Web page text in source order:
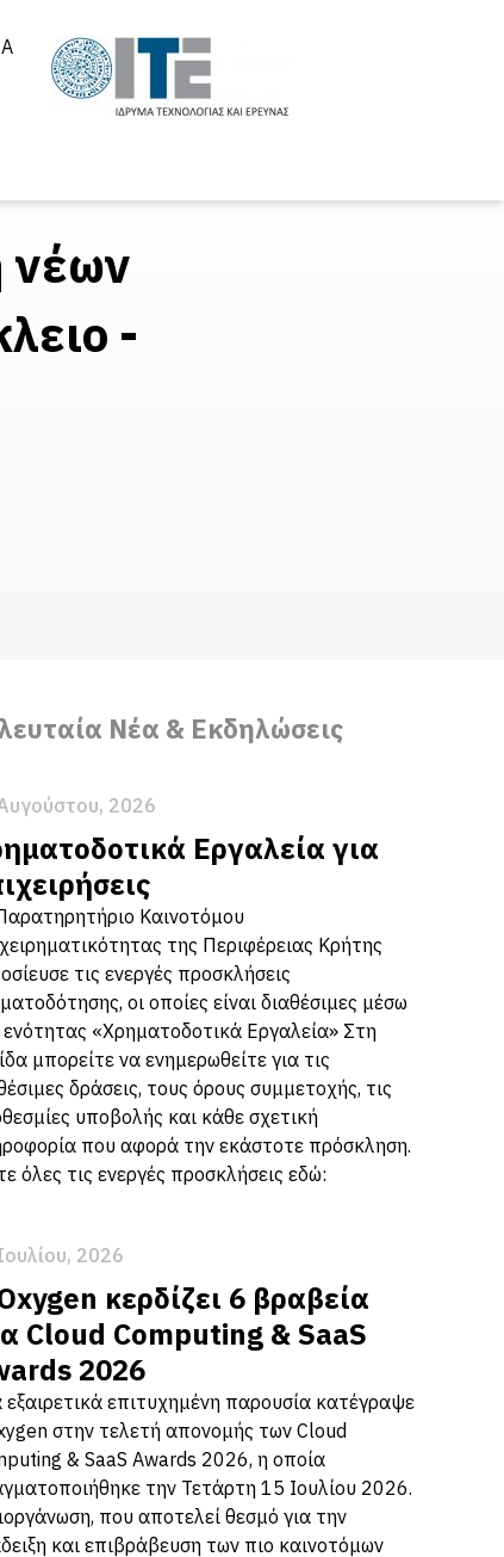
νέων
-
Νέα & Εκδηλώσεις
2026
Εργαλεία για
Καινοτόμου
της Περιφέρειας Κρήτης
τις ενεργές προσκλήσεις
οι οποίες είναι διαθέσιμες μέσω
ενότητας «Χρηματοδοτικά Εργαλεία» Στη
μπορείτε να ενημερωθείτε για τις
δράσεις, τους όρους συμμετοχής, τις
υποβολής και κάθε σχετική
που αφορά την εκάστοτε πρόσκληση.
όλες τις ενεργές προσκλήσεις εδώ:
2026
κερδίζει 6 βραβεία
Cloud Computing & SaaS
2026
εξαιρετικά επιτυχημένη παρουσία κατέγραψε
στην τελετή απονομής των Cloud
& SaaS Awards 2026, η οποία
την Τετάρτη 15 Ιουλίου 2026.
που αποτελεί θεσμό για την
και επιβράβευση των πιο καινοτόμων